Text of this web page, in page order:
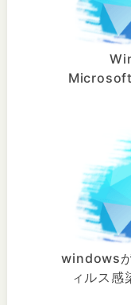
windows
ィルス感